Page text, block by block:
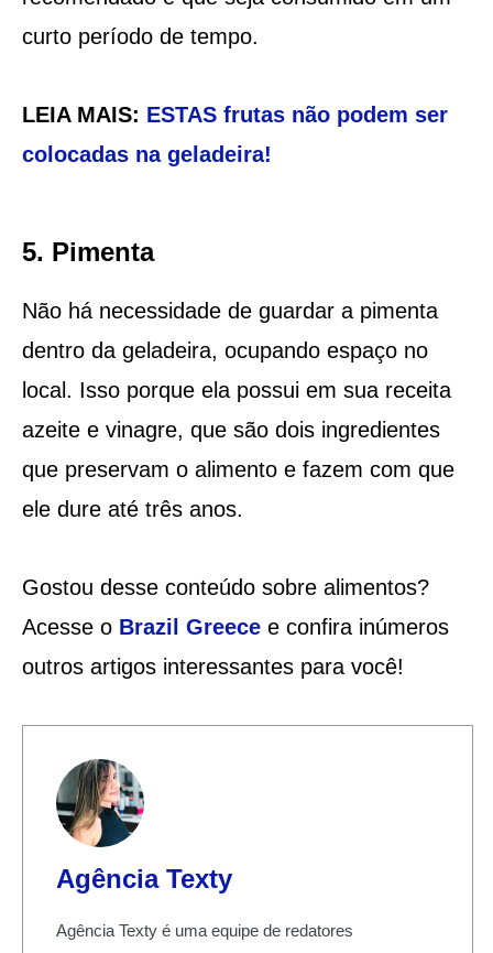
curto período de tempo.
LEIA MAIS: ESTAS frutas não podem ser
colocadas na geladeira!
5. Pimenta
Não há necessidade de guardar a pimenta
dentro da geladeira, ocupando espaço no
local. Isso porque ela possui em sua receita
azeite e vinagre, que são dois ingredientes
que preservam o alimento e fazem com que
ele dure até três anos.
Gostou desse conteúdo sobre alimentos?
Acesse o Brazil Greecee confira inúmeros
outros artigos interessantes para você!
Agência Texty
Agência Texty é uma equipe de redatores